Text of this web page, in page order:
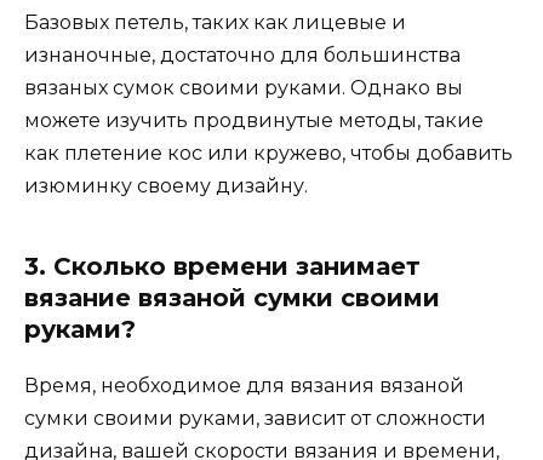
Базовых петель, таких как лицевые и
изнаночные, достаточно для большинства
вязаных сумок своими руками. Однако вы
можете изучить продвинутые методы, такие
как плетение кос или кружево, чтобы добавить
изюминку своему дизайну.
3. Сколько времени занимает
вязание вязаной сумки своими
руками?
Время, необходимое для вязания вязаной
сумки своими руками, зависит от сложности
дизайна, вашей скорости вязания и времени,